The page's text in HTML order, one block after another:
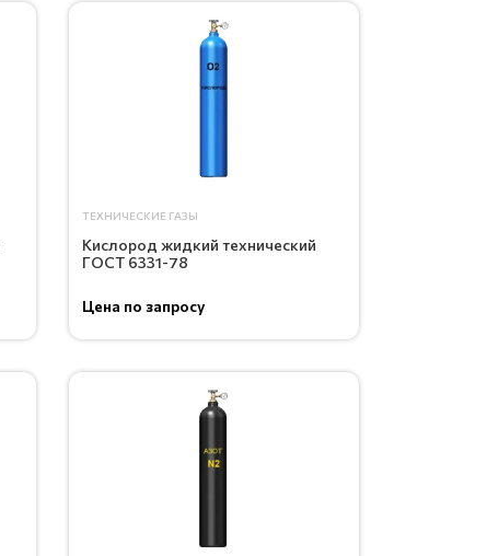
ТЕХНИЧЕСКИЕ ГАЗЫ
Кислород жидкий технический
ГОСТ 6331-78
Цена по запросу